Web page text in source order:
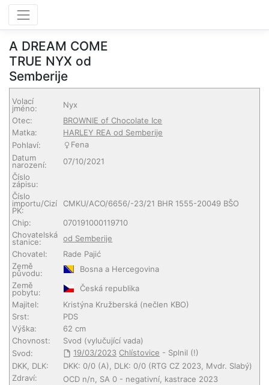
A DREAM COME
TRUE NYX od
Semberije
Volací
jméno:
Nyx
Otec:
BROWNIE of Chocolate Ice
Matka:
HARLEY REA od Semberije
Pohlaví:
Fena
Datum
narození:
07/10/2021
Číslo
zápisu:
Číslo
importu/Cizí
PK:
CMKU/ACO/6656/-23/21 BHR 1555-20049 BŠO
Chip:
070191000119710
Chovatelská
stanice:
od Semberije
Chovatel:
Rade Pajić
Země
původu:
Bosna a Hercegovina
Země
pobytu:
Česká republika
Majitel:
Kristýna Kružberská (nečlen KBO)
Srst:
PDS
Výška:
62 cm
Chovnost:
Svod (vylučující vada)
Svod:
19/03/2023 Chlístovice - Splnil (!)
DKK, DLK:
DKK: 0/0 (A), DLK: 0/0 (RTG CZ 2023, Mvdr. Slabý)
Zdraví:
OCD n/n, SA 0 - negativní, kastrace 2023